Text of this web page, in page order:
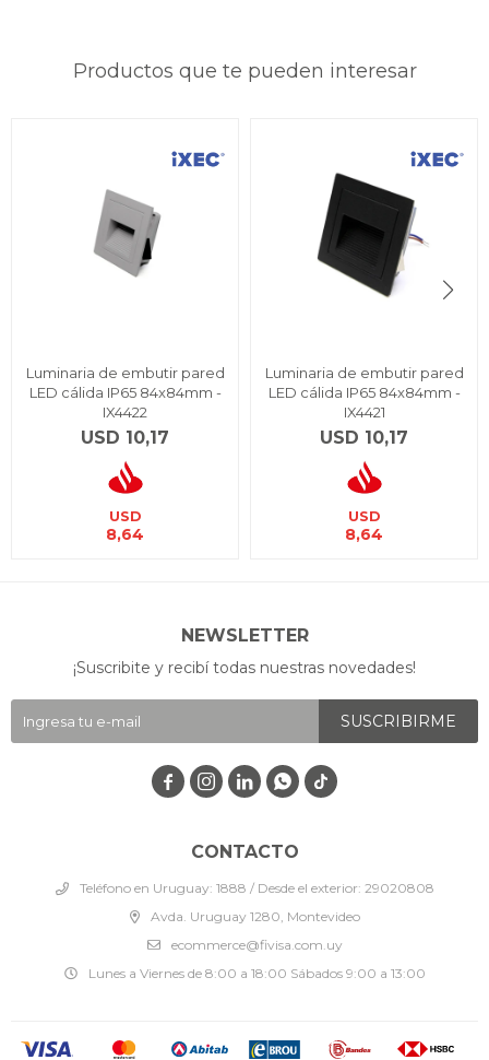
Productos que te pueden interesar
Luminaria de embutir pared
LED cálida IP65 84x84mm -
IX4422
USD 10,17
USD
8,64
Luminaria de embutir pared
LED cálida IP65 84x84mm -
IX4421
USD 10,17
USD
8,64
CONTACTO
Teléfono en Uruguay: 1888 / Desde el exterior: 29020808
Avda. Uruguay 1280, Montevideo
ecommerce@fivisa.com.uy
Lunes a Viernes de 8:00 a 18:00 Sábados 9:00 a 13:00
NEWSLETTER
¡Suscribite y recibí todas nuestras novedades!
SUSCRIBIRME
   